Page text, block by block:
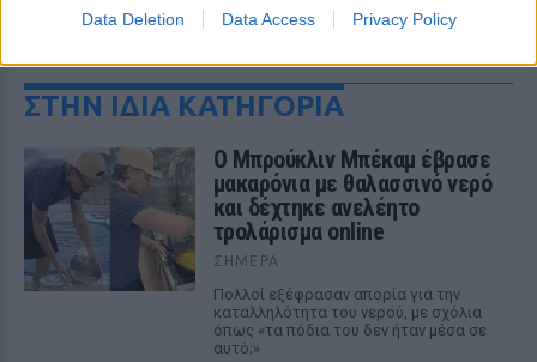
Data Deletion Data Access Privacy Policy
ΣΤΗΝ ΙΔΙΑ ΚΑΤΗΓΟΡΙΑ
Ο Μπρούκλιν Μπέκαμ έβρασε
μακαρόνια με θαλασσινό νερό
και δέχτηκε ανελέητο
τρολάρισμα online
ΣΉΜΕΡΑ
Πολλοί εξέφρασαν απορία για την
καταλληλότητα του νερού, με σχόλια
όπως «τα πόδια του δεν ήταν μέσα σε
αυτό;»